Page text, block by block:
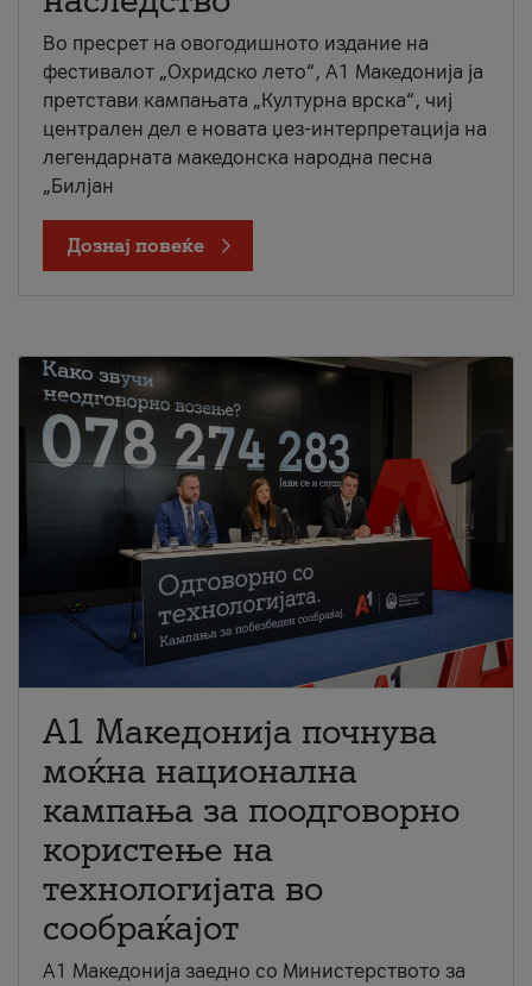
Во пресрет на овогодишното издание на
фестивалот „Охридско лето“, А1 Македонија ја
претстави кампањата „Културна врска“, чиј
централен дел е новата џез-интерпретација на
легендарната македонска народна песна
„Билјан
Дознај повеќе
A1 Македонија почнува
моќна национална
кампања за поодговорно
користење на
технологијата во
сообраќајот
A1 Македонија заедно со Министерството за